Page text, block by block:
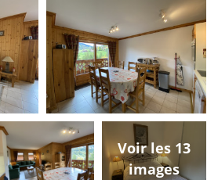
Voir les 13
images